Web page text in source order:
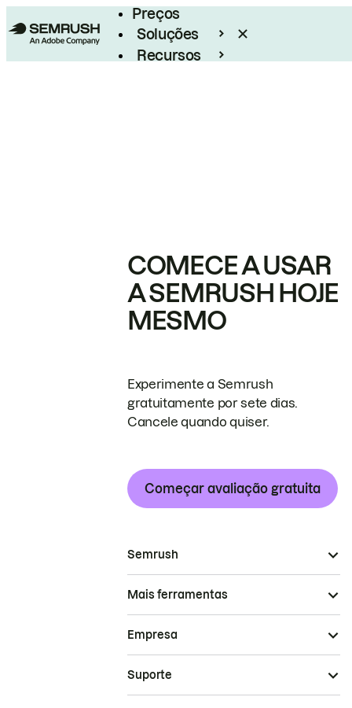
Preços
Soluções
Recursos
COMECE A USAR
A SEMRUSH HOJE
MESMO
Experimente a Semrush
gratuitamente por sete dias.
Cancele quando quiser.
Começar avaliação gratuita
Semrush
Mais ferramentas
Empresa
Suporte